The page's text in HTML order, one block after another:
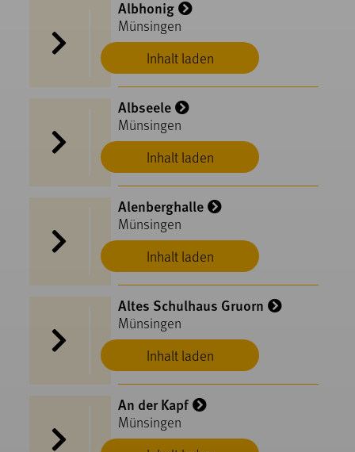
Inhalt laden
Albhonig
Münsingen
Inhalt laden
Albseele
Münsingen
Inhalt laden
Alenberghalle
Münsingen
Inhalt laden
Altes Schulhaus Gruorn
Münsingen
An der Kapf
Münsingen